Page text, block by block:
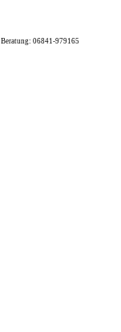
Beratung: 06841-979165